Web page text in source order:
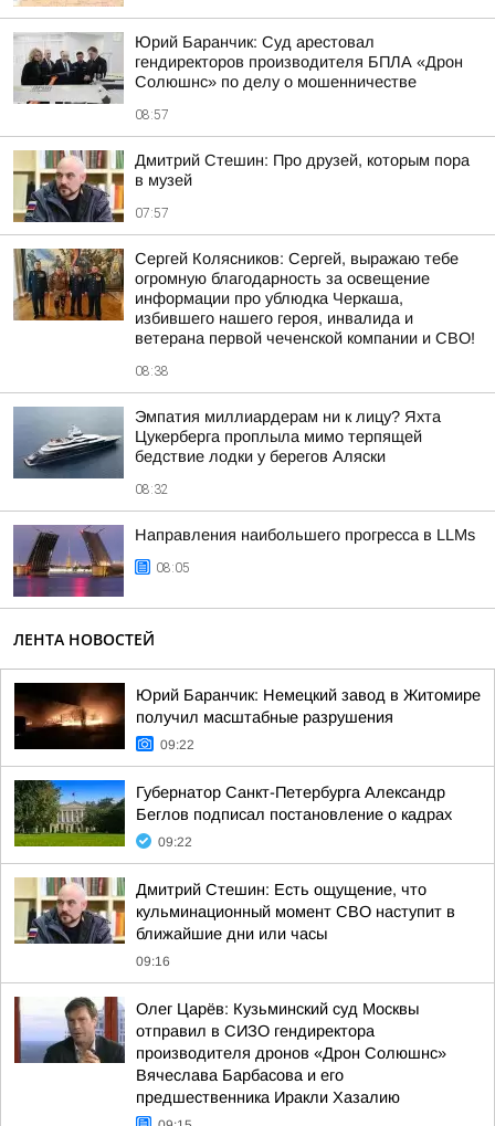
Юрий Баранчик: Суд арестовал
гендиректоров производителя БПЛА «Дрон
Солюшнс» по делу о мошенничестве
08:57
Дмитрий Стешин: Про друзей, которым пора
в музей
07:57
Сергей Колясников: Сергей, выражаю тебе
огромную благодарность за освещение
информации про ублюдка Черкаша,
избившего нашего героя, инвалида и
ветерана первой чеченской компании и СВО!
08:38
Эмпатия миллиардерам ни к лицу? Яхта
Цукерберга проплыла мимо терпящей
бедствие лодки у берегов Аляски
08:32
Направления наибольшего прогресса в LLMs
08:05
ЛЕНТА НОВОСТЕЙ
Юрий Баранчик: Немецкий завод в Житомире
получил масштабные разрушения
09:22
Губернатор Санкт-Петербурга Александр
Беглов подписал постановление о кадрах
09:22
Дмитрий Стешин: Есть ощущение, что
кульминационный момент СВО наступит в
ближайшие дни или часы
09:16
Олег Царёв: Кузьминский суд Москвы
отправил в СИЗО гендиректора
производителя дронов «Дрон Солюшнс»
Вячеслава Барбасова и его
предшественника Иракли Хазалию